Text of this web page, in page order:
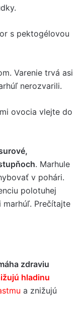
s pektogélovou
Varenie trvá asi
nerozvarili.
ovocia vlejte do
. Marhule
v pohári.
polotuhej
marhúľ. Prečítajte
zdraviu
hladinu
a znižujú